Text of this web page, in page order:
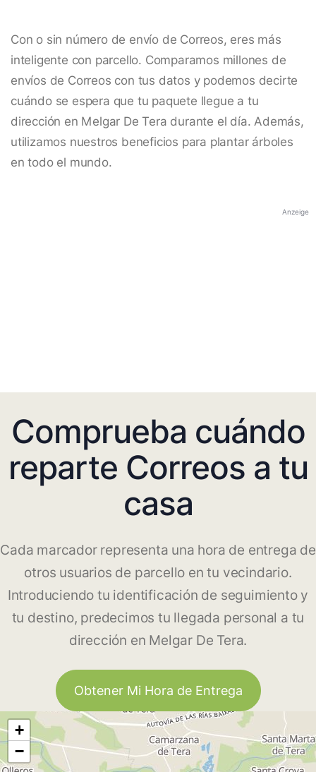
Con o sin número de envío de Correos, eres más
inteligente con parcello. Comparamos millones de
envíos de Correos con tus datos y podemos decirte
cuándo se espera que tu paquete llegue a tu
dirección en Melgar De Tera durante el día. Además,
utilizamos nuestros beneficios para plantar árboles
en todo el mundo.
Anzeige
Comprueba cuándo
reparte Correos a tu
casa
Cada marcador representa una hora de entrega de
otros usuarios de parcello en tu vecindario.
Introduciendo tu identificación de seguimiento y
tu destino, predecimos tu llegada personal a tu
dirección en Melgar De Tera.
Obtener Mi Hora de Entrega
+
−